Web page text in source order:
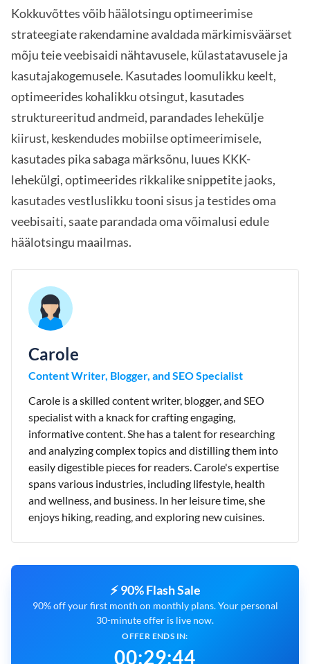
Kokkuvõttes võib häälotsingu optimeerimise
strateegiate rakendamine avaldada märkimisväärset
mõju teie veebisaidi nähtavusele, külastatavusele ja
kasutajakogemusele. Kasutades loomulikku keelt,
optimeerides kohalikku otsingut, kasutades
struktureeritud andmeid, parandades lehekülje
kiirust, keskendudes mobiilse optimeerimisele,
kasutades pika sabaga märksõnu, luues KKK-
lehekülgi, optimeerides rikkalike snippetite jaoks,
kasutades vestluslikku tooni sisus ja testides oma
veebisaiti, saate parandada oma võimalusi edule
häälotsingu maailmas.
Carole
Content Writer, Blogger, and SEO Specialist
Carole is a skilled content writer, blogger, and SEO
specialist with a knack for crafting engaging,
informative content. She has a talent for researching
and analyzing complex topics and distilling them into
easily digestible pieces for readers. Carole's expertise
spans various industries, including lifestyle, health
and wellness, and business. In her leisure time, she
enjoys hiking, reading, and exploring new cuisines.
⚡ 90% Flash Sale
90% off your first month on monthly plans. Your personal
30-minute offer is live now.
OFFER ENDS IN:
00:29:43